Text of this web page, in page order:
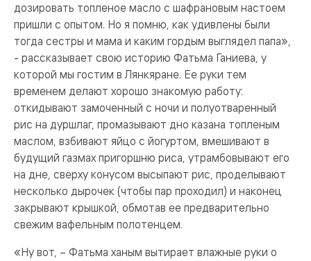
дозировать топленое масло с шафрановым настоем
пришли с опытом. Но я помню, как удивлены были
тогда сестры и мама и каким гордым выглядел папа»,
- рассказывает свою историю Фатьма Ганиева, у
которой мы гостим в Лянкяране. Ее руки тем
временем делают хорошо знакомую работу:
откидывают замоченный с ночи и полуотваренный
рис на дуршлаг, промазывают дно казана топленым
маслом, взбивают яйцо с йогуртом, вмешивают в
будущий газмах пригоршню риса, утрамбовывают его
на дне, сверху конусом высыпают рис, проделывают
несколько дырочек (чтобы пар проходил) и наконец
закрывают крышкой, обмотав ее предварительно
свежим вафельным полотенцем.
«Ну вот, – Фатьма ханым вытирает влажные руки о